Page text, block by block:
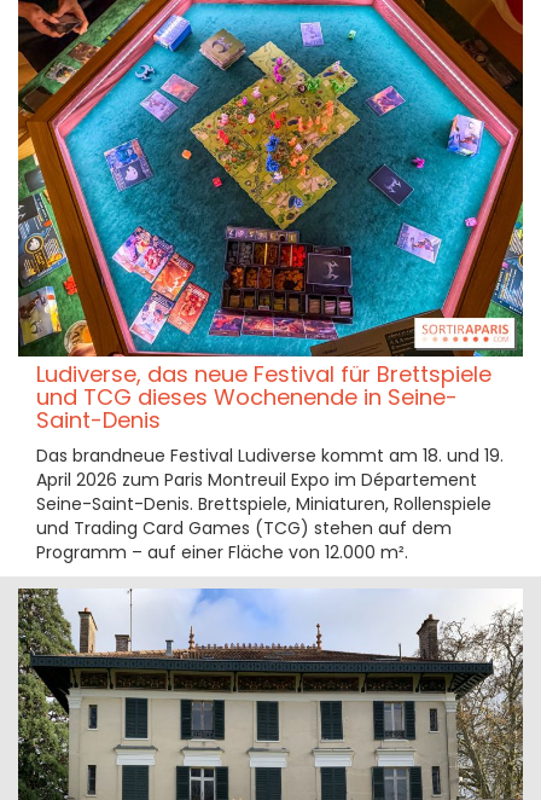
Ludiverse, das neue Festival für Brettspiele
und TCG dieses Wochenende in Seine-
Saint-Denis
Das brandneue Festival Ludiverse kommt am 18. und 19.
April 2026 zum Paris Montreuil Expo im Département
Seine-Saint-Denis. Brettspiele, Miniaturen, Rollenspiele
und Trading Card Games (TCG) stehen auf dem
Programm – auf einer Fläche von 12.000 m².